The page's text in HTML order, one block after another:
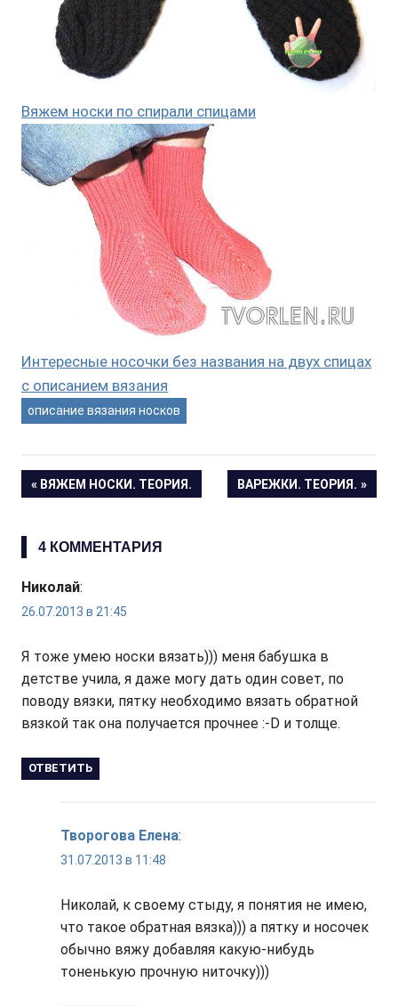
Вяжем носки по спирали спицами
Интересные носочки без названия на двух спицах
с описанием вязания
описание вязания носков
Навигация
записям
ПРЕДЫДУЩАЯ
ВЯЖЕМ НОСКИ. ТЕОРИЯ.
СЛЕДУЮЩАЯ
ВАРЕЖКИ. ТЕОРИЯ.
4 КОММЕНТАРИЯ
Николай:
26.07.2013 в 21:45
Я тоже умею носки вязать))) меня бабушка в
детстве учила, я даже могу дать один совет, по
поводу вязки, пятку необходимо вязать обратной
вязкой так она получается прочнее :-D и толще.
ОТВЕТИТЬ
Творогова Елена:
31.07.2013 в 11:48
Николай, к своему стыду, я понятия не имею,
что такое обратная вязка))) а пятку и носочек
обычно вяжу добавляя какую-нибудь
тоненькую прочную ниточку)))